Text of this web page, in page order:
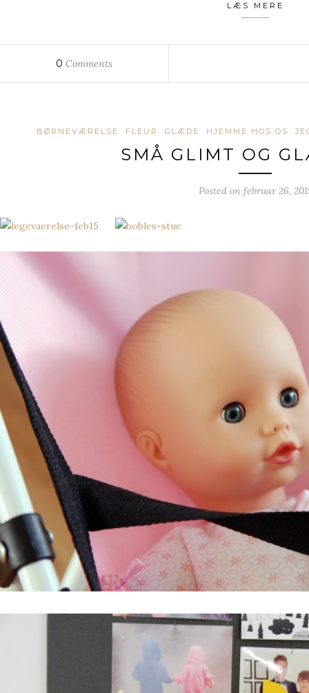
LÆS MERE
0 Comments
BØRNEVÆRELSE FLEUR GLÆDE HJEMME HOS OS
SMÅ GLIMT OG
Posted on februar 26,